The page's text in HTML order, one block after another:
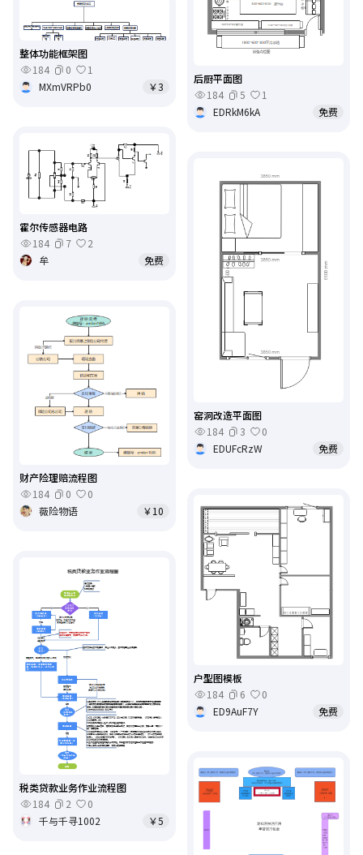
后厨平面图
184
5
1
EDRkM6kA
免费
整体功能框架图
184
0
1
MXmVRPb0
￥3
霍尔传感器电路
184
7
2
牟
免费
窑洞改造平面图
184
3
0
EDUFcRzW
免费
财产险理赔流程图
184
0
0
薇险物语
￥10
户型图模板
184
6
0
ED9AuF7Y
免费
税类贷款业务作业流程图
184
2
0
千与千寻1002
￥5